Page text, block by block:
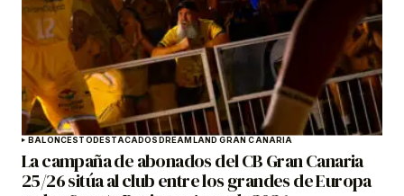
BALONCESTODESTACADOSDREAMLAND GRAN CANARIA
La campaña de abonados del CB Gran Canaria
25/26 sitúa al club entre los grandes de Europa